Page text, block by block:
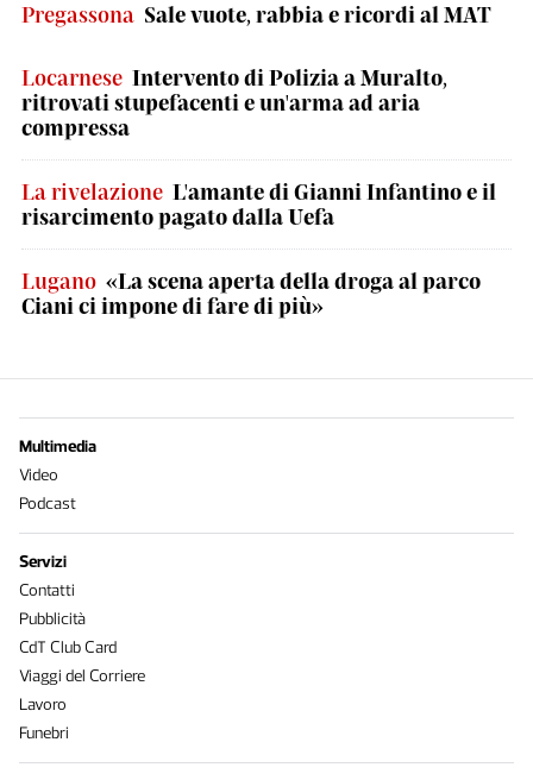
Pregassona Sale vuote, rabbia e ricordi al MAT
Locarnese Intervento di Polizia a Muralto,
ritrovati stupefacenti e un'arma ad aria
compressa
La rivelazione L'amante di Gianni Infantino e il
risarcimento pagato dalla Uefa
Lugano «La scena aperta della droga al parco
Ciani ci impone di fare di più»
Multimedia
Video
Podcast
Servizi
Contatti
Pubblicità
CdT Club Card
Viaggi del Corriere
Lavoro
Funebri